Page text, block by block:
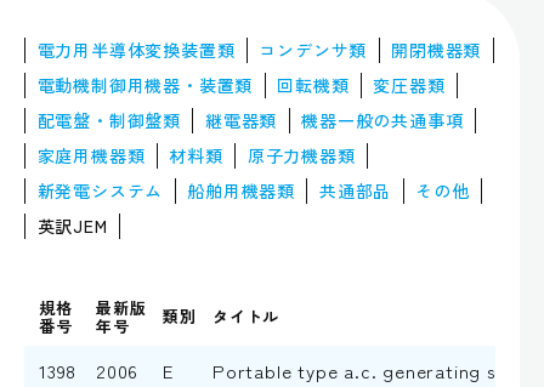
電力用半導体変換装置類 コンデンサ類
開閉機器類
電動機制御用機器・装置類 回転機類
変圧器類
配電盤・制御盤類
継電器類 機器一般の共通事項
家庭用機器類
材料類
原子力機器類
新発電システム
船舶用機器類 共通部品
その他
英訳JEM
規格
番号
最新版
年号 類別 タイトル
1398 2006 E Portable type a.c. generating sets